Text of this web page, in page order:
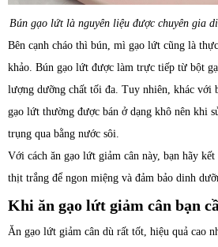
Bún gạo lứt là nguyên liệu được chuyên gia
Bên cạnh cháo thì bún, mì gạo lứt cũng là
khảo. Bún gạo lứt được làm trực tiếp từ bột
lượng dưỡng chất tối đa. Tuy nhiên, khác với
gạo lứt thường được bán ở dạng khô nên khi
trụng qua bằng nước sôi.
Với cách ăn gạo lứt giảm cân này, bạn hãy
thịt trắng để ngon miệng và đảm bảo dinh
Khi ăn gạo lứt giảm cân bạn
Ăn gạo lứt giảm cân dù rất tốt, hiệu quả cao